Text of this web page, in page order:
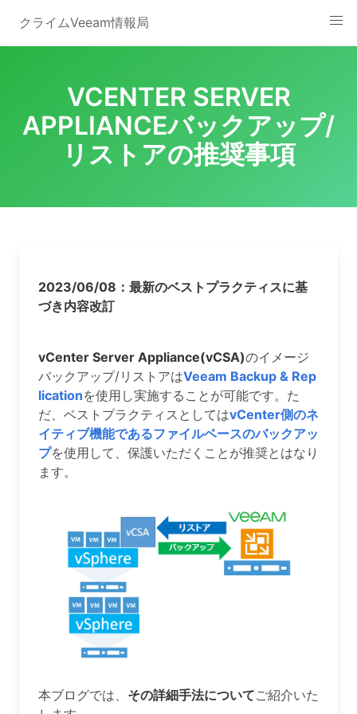
content
クライムVeeam情報局
VCENTER SERVER
APPLIANCEバックアップ/
リストアの推奨事項
2023/06/08：最新のベストプラクティスに基
づき内容改訂
vCenter Server Appliance(vCSA)のイメージ
バックアップ/リストアはVeeam Backup & Rep
licationを使用し実施することが可能です。た
だ、ベストプラクティスとしてはvCenter側のネ
イティブ機能であるファイルベースのバックアッ
プを使用して、保護いただくことが推奨とはなり
ます。
本ブログでは、 その詳細手法についてご紹介いた